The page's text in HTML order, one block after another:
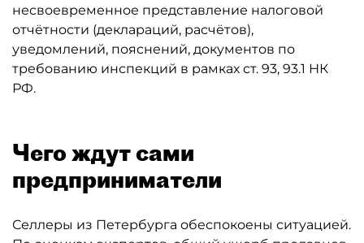
несвоевременное представление налоговой
отчётности (деклараций, расчётов),
уведомлений, пояснений, документов по
требованию инспекций в рамках ст. 93, 93.1 НК
РФ.
Чего ждут сами
предприниматели
Селлеры из Петербурга обеспокоены ситуацией.